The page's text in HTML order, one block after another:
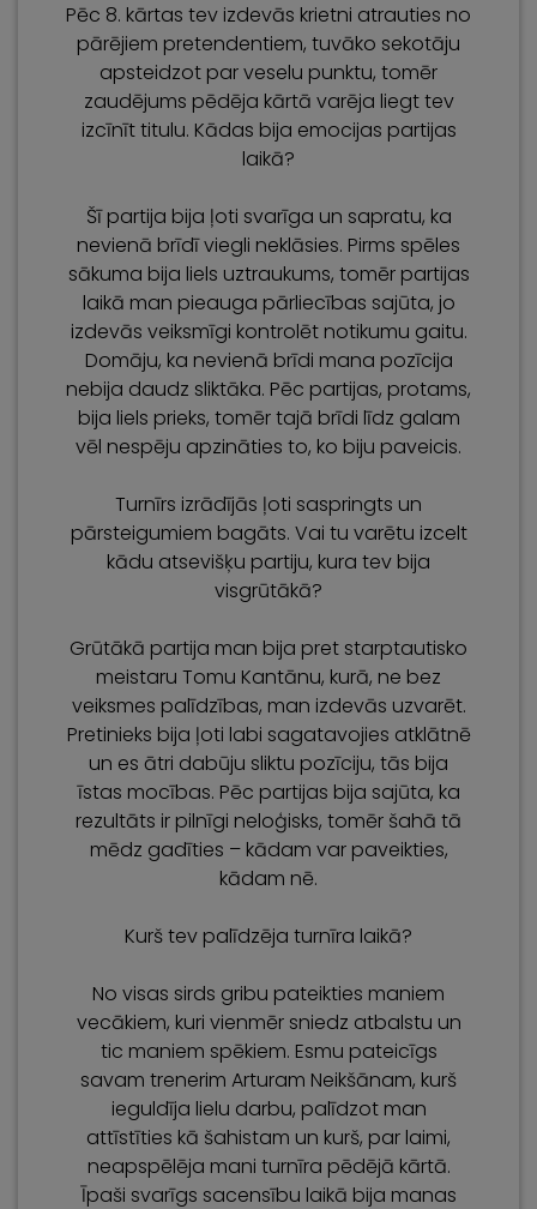
Pēc 8. kārtas tev izdevās krietni atrauties no
pārējiem pretendentiem, tuvāko sekotāju
apsteidzot par veselu punktu, tomēr
zaudējums pēdēja kārtā varēja liegt tev
izcīnīt titulu. Kādas bija emocijas partijas
laikā?
Šī partija bija ļoti svarīga un sapratu, ka
nevienā brīdī viegli neklāsies. Pirms spēles
sākuma bija liels uztraukums, tomēr partijas
laikā man pieauga pārliecības sajūta, jo
izdevās veiksmīgi kontrolēt notikumu gaitu.
Domāju, ka nevienā brīdi mana pozīcija
nebija daudz sliktāka. Pēc partijas, protams,
bija liels prieks, tomēr tajā brīdi līdz galam
vēl nespēju apzināties to, ko biju paveicis.
Turnīrs izrādījās ļoti saspringts un
pārsteigumiem bagāts. Vai tu varētu izcelt
kādu atsevišķu partiju, kura tev bija
visgrūtākā?
Grūtākā partija man bija pret starptautisko
meistaru Tomu Kantānu, kurā, ne bez
veiksmes palīdzības, man izdevās uzvarēt.
Pretinieks bija ļoti labi sagatavojies atklātnē
un es ātri dabūju sliktu pozīciju, tās bija
īstas mocības. Pēc partijas bija sajūta, ka
rezultāts ir pilnīgi neloģisks, tomēr šahā tā
mēdz gadīties – kādam var paveikties,
kādam nē.
Kurš tev palīdzēja turnīra laikā?
No visas sirds gribu pateikties maniem
vecākiem, kuri vienmēr sniedz atbalstu un
tic maniem spēkiem. Esmu pateicīgs
savam trenerim Arturam Neikšānam, kurš
ieguldīja lielu darbu, palīdzot man
attīstīties kā šahistam un kurš, par laimi,
neapspēlēja mani turnīra pēdējā kārtā.
Īpaši svarīgs sacensību laikā bija manas